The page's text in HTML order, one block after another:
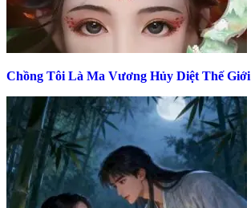
Chồng Tôi Là Ma Vương Hủy Diệt Thế Giới